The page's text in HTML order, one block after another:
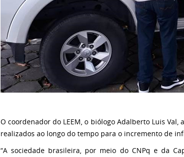
O coordenador do LEEM, o biólogo Adalberto Luis
realizados ao longo do tempo para o incremento de
“A sociedade brasileira, por meio do CNPq e da